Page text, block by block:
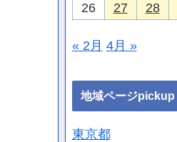
26
27 28
« 2月 4月 »
地域ページpickup
東京都